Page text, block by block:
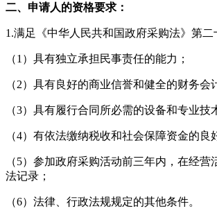
二、申请人的资格要求：
1.满足《中华人民共和国政府采购法》第二
（1）具有独立承担民事责任的能力；
（2）具有良好的商业信誉和健全的财务会
（3）具有履行合同所必需的设备和专业技
（4）有依法缴纳税收和社会保障资金的良
（5）参加政府采购活动前三年内，在经营
法记录；
（6）法律、行政法规规定的其他条件。